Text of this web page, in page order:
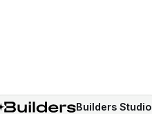
Builders Studio